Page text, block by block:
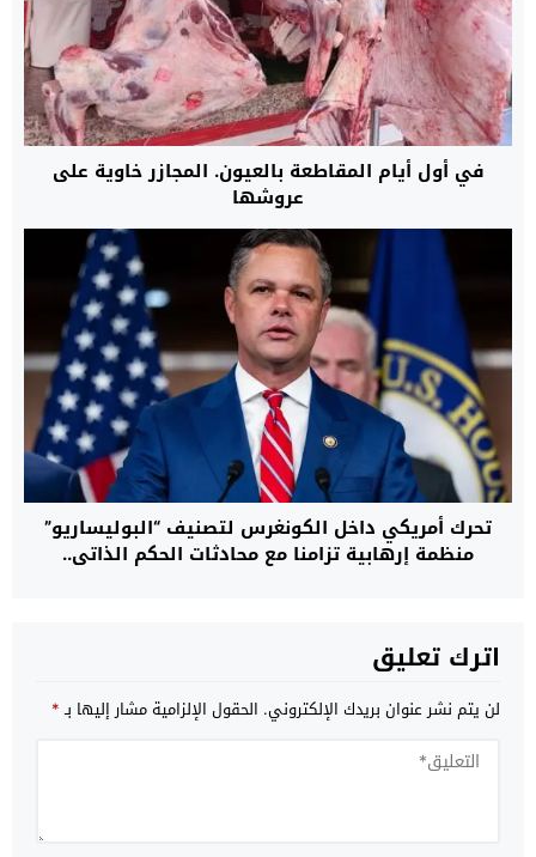
في أول أيام المقاطعة بالعيون. المجازر خاوية على
عروشها
تحرك أمريكي داخل الكونغرس لتصنيف “البوليساريو”
منظمة إرهابية تزامنا مع محادثات الحكم الذاتي..
اترك تعليق
لن يتم نشر عنوان بريدك الإلكتروني. الحقول الإلزامية مشار إليها بـ*